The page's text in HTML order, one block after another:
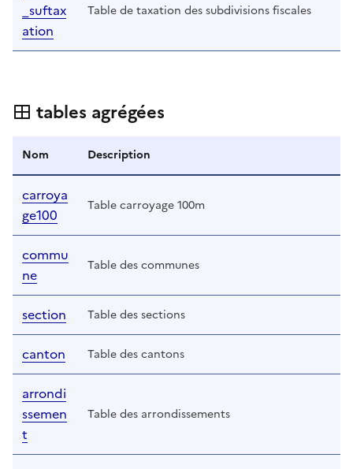
_suftax
ation
Table de taxation des subdivisions fiscales
tables agrégées
Nom Description
carroya
ge100
Table carroyage 100m
commu
ne
Table des communes
section Table des sections
canton Table des cantons
arrondi
ssemen
t
Table des arrondissements